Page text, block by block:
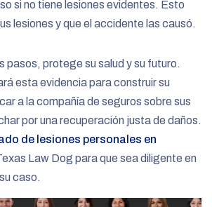
si no tiene lesiones evidentes. Esto
lesiones y que el accidente las causó.
pasos, protege su salud y su futuro.
esta evidencia para construir su
a la compañía de seguros sobre sus
por una recuperación justa de daños.
de lesiones personales en
Law Dog para que sea diligente en
caso.